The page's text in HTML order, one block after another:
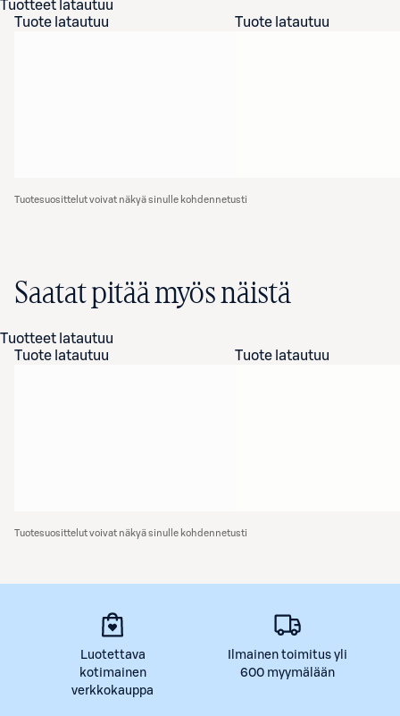
Tuotteet latautuu
Tuote latautuu
Tuote latautuu
Tuotesuosittelut voivat näkyä sinulle kohdennetusti
Saatat pitää myös näistä
Tuotteet latautuu
Tuote latautuu
Tuote latautuu
Tuotesuosittelut voivat näkyä sinulle kohdennetusti
Luotettava
kotimainen
verkkokauppa
Ilmainen toimitus yli
600 myymälään